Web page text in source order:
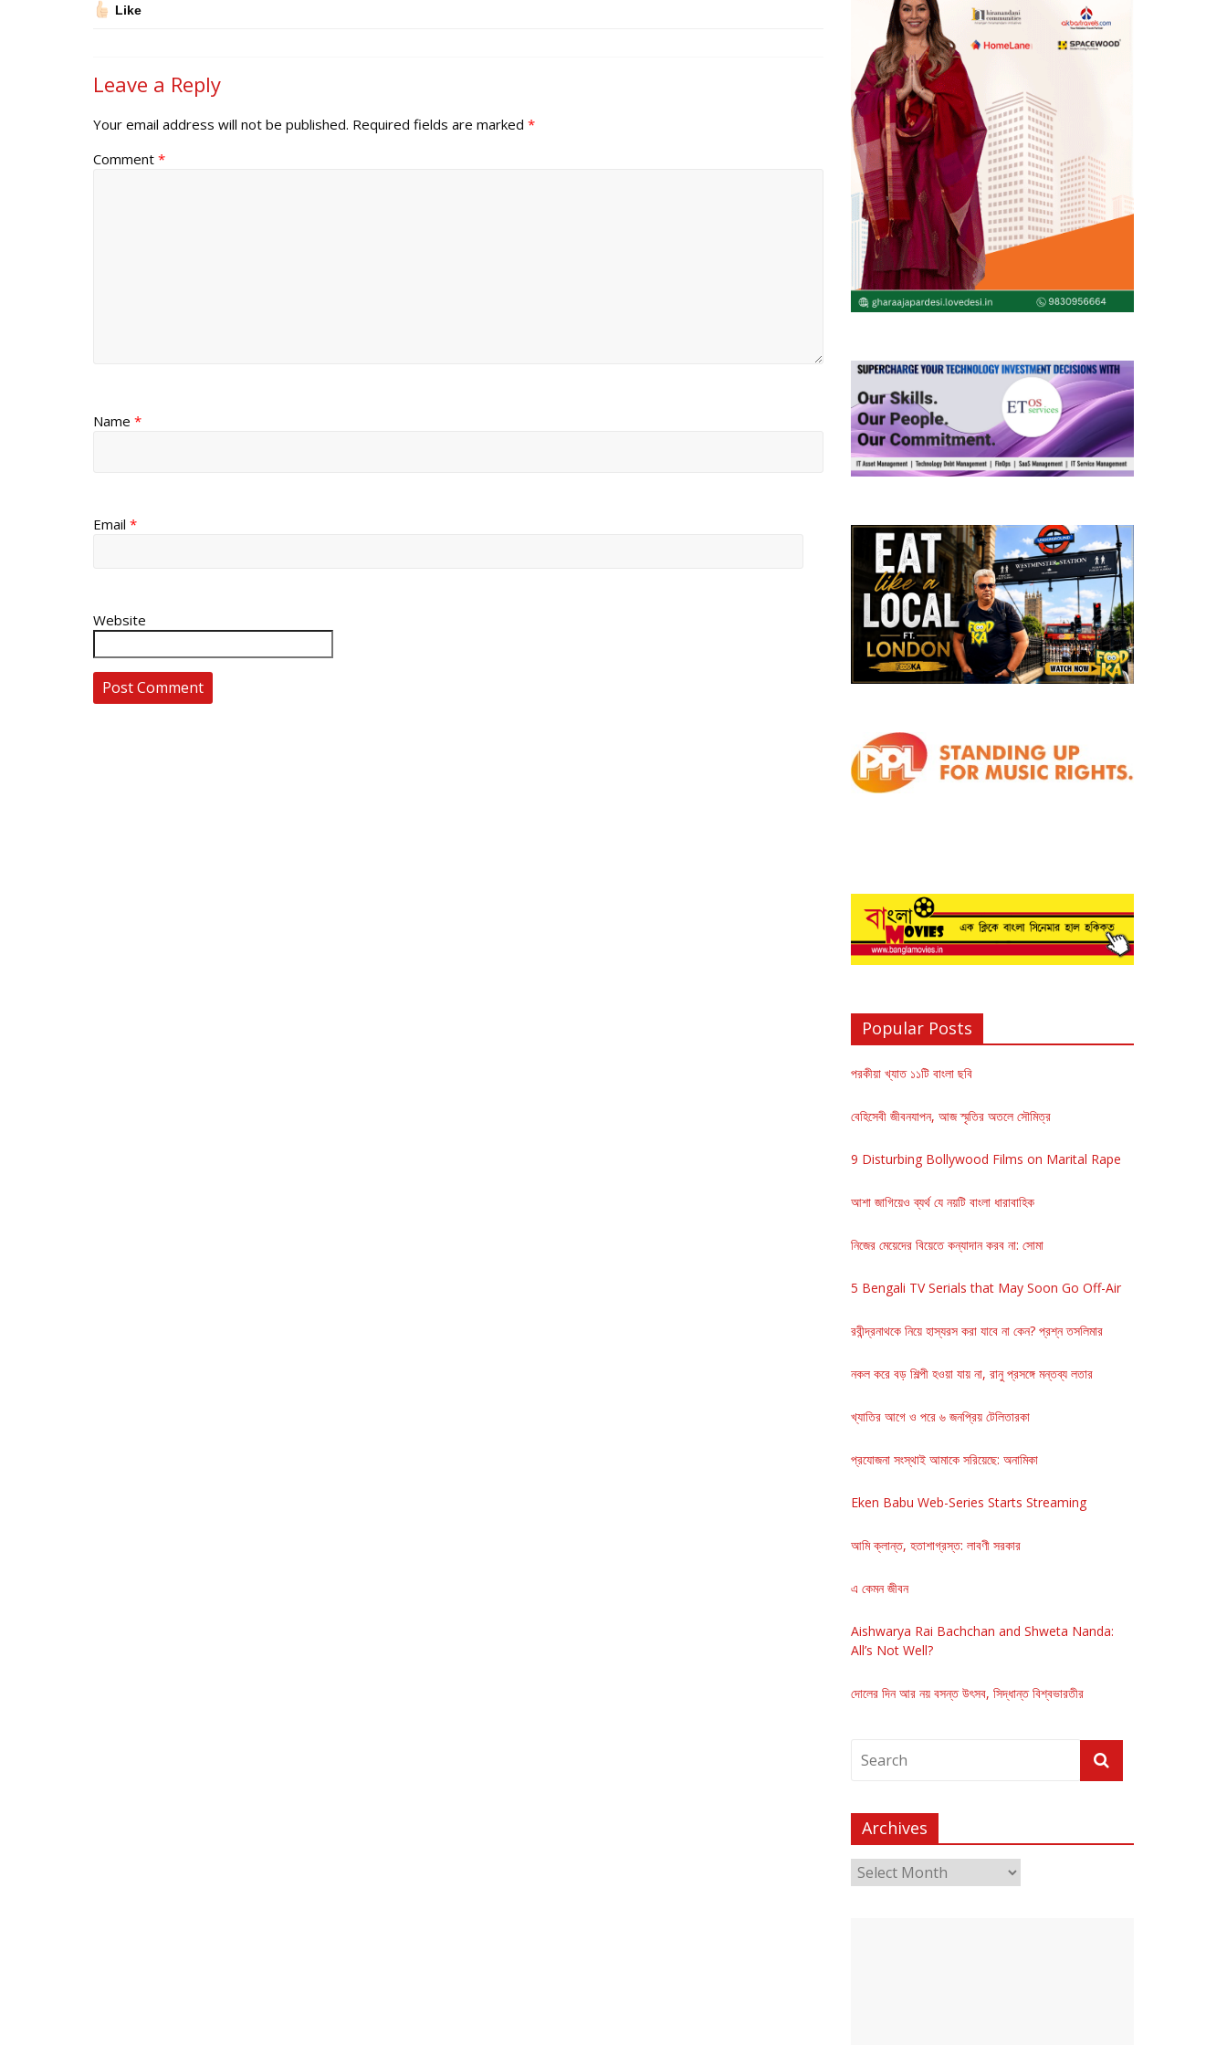
Like
Leave a Reply
Your email address will not be published. Required fields are marked *
Comment *
Name *
Email *
Website
Popular Posts
পরকীয়া খ্যাত ১১টি বাংলা ছবি
বেহিসেবী জীবনযাপন, আজ স্মৃতির অতলে সৌমিত্র
9 Disturbing Bollywood Films on Marital Rape
আশা জাগিয়েও ব্যর্থ যে নয়টি বাংলা ধারাবাহিক
নিজের মেয়েদের বিয়েতে কন্যাদান করব না: সোমা
5 Bengali TV Serials that May Soon Go Off-Air
রবীন্দ্রনাথকে নিয়ে হাস্যরস করা যাবে না কেন? প্রশ্ন তসলিমার
নকল করে বড় শিল্পী হওয়া যায় না, রানু প্রসঙ্গে মন্তব্য লতার
খ্যাতির আগে ও পরে ৬ জনপ্রিয় টেলিতারকা
প্রযোজনা সংস্থাই আমাকে সরিয়েছে: অনামিকা
Eken Babu Web-Series Starts Streaming
আমি ক্লান্ত, হতাশাগ্রস্ত: লাবণী সরকার
এ কেমন জীবন
Aishwarya Rai Bachchan and Shweta Nanda:
All’s Not Well?
দোলের দিন আর নয় বসন্ত উৎসব, সিদ্ধান্ত বিশ্বভারতীর
Archives